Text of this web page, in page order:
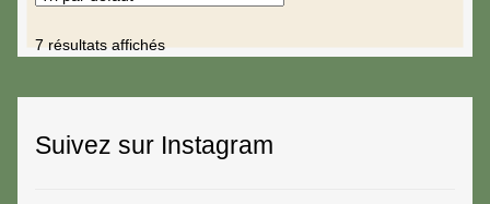
7 résultats affichés
Suivez sur Instagram